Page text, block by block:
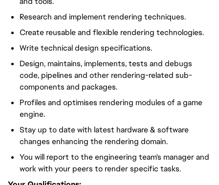
Research and implement rendering techniques.
Create reusable and flexible rendering technologies.
Write technical design specifications.
Design, maintains, implements, tests and debugs
code, pipelines and other rendering-related sub-
components and packages.
Profiles and optimises rendering modules of a game
engine.
Stay up to date with latest hardware & software
changes enhancing the rendering domain.
You will report to the engineering team's manager and
work with your peers to render specific tasks.